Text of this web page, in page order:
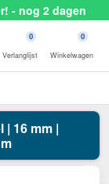
- nog 2 dagen
0
Verlanglijst
0
Winkelwagen
16 mm |